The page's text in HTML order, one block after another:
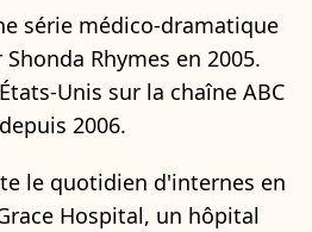
série médico-dramatique
Rhymes en 2005.
Unis sur la chaîne ABC
2006.
le quotidien d'internes en
Hospital, un hôpital